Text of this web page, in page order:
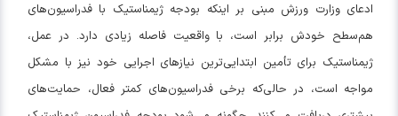
ادعای وزارت ورزش مبنی بر اینکه بودجه ژیمناستیک با فدراسیون‌های
هم‌سطح خودش برابر است، با واقعیت فاصله زیادی دارد. در عمل،
ژیمناستیک برای تأمین ابتدایی‌ترین نیازهای اجرایی خود نیز با مشکل
مواجه است، در حالی‌که برخی فدراسیون‌های کمتر فعال، حمایت‌های